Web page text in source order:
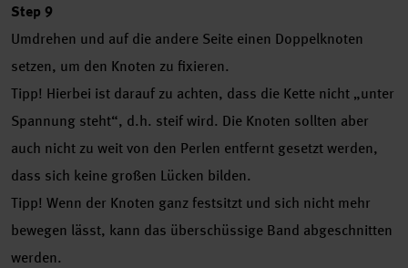
Step 9
Umdrehen und auf die andere Seite einen Doppelknoten
setzen, um den Knoten zu fixieren.
Tipp! Hierbei ist darauf zu achten, dass die Kette nicht „unter
Spannung steht“, d.h. steif wird. Die Knoten sollten aber
auch nicht zu weit von den Perlen entfernt gesetzt werden,
dass sich keine großen Lücken bilden.
Tipp! Wenn der Knoten ganz festsitzt und sich nicht mehr
bewegen lässt, kann das überschüssige Band abgeschnitten
werden.